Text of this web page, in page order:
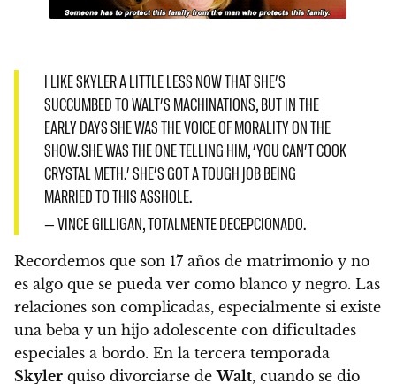
I LIKE SKYLER A LITTLE LESS NOW THAT SHE’S
SUCCUMBED TO WALT’S MACHINATIONS, BUT IN THE
EARLY DAYS SHE WAS THE VOICE OF MORALITY ON THE
SHOW. SHE WAS THE ONE TELLING HIM, ‘YOU CAN’T COOK
CRYSTAL METH.’ SHE’S GOT A TOUGH JOB BEING
MARRIED TO THIS ASSHOLE.
— VINCE GILLIGAN, TOTALMENTE DECEPCIONADO.
Recordemos que son 17 años de matrimonio y no
es algo que se pueda ver como blanco y negro. Las
relaciones son complicadas, especialmente si existe
una beba y un hijo adolescente con dificultades
especiales a bordo. En la tercera temporada
Skyler quiso divorciarse deWalt, cuando se dio